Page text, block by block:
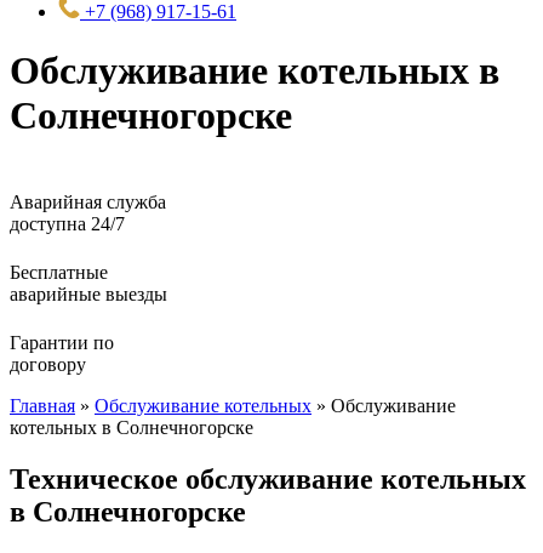
+7 (968) 917-15-61
Обслуживание котельных в
Солнечногорске
Аварийная служба
доступна 24/7
Бесплатные
аварийные выезды
Гарантии по
договору
Главная » Обслуживание котельных » Обслуживание
котельных в Солнечногорске
Техническое обслуживание котельных
в Солнечногорске